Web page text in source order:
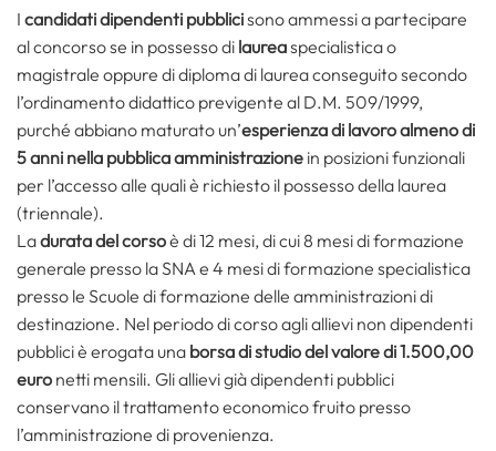
I candidati dipendenti pubblicisono ammessi a partecipare
al concorso se in possesso di laureaspecialistica o
magistrale oppure di diploma di laurea conseguito secondo
l’ordinamento didattico previgente al D.M. 509/1999,
purché abbiano maturato un’esperienza di lavoro almeno di
5 anni nella pubblica amministrazione in posizioni funzionali
per l’accesso alle quali è richiesto il possesso della laurea
(triennale).
Ladurata del corsoè di 12 mesi, di cui 8 mesi di formazione
generale presso la SNA e 4 mesi di formazione specialistica
presso le Scuole di formazione delle amministrazioni di
destinazione. Nel periodo di corso agli allievi non dipendenti
pubblici è erogata una borsa di studio del valore di 1.500,00
euro netti mensili. Gli allievi già dipendenti pubblici
conservano il trattamento economico fruito presso
l’amministrazione di provenienza.